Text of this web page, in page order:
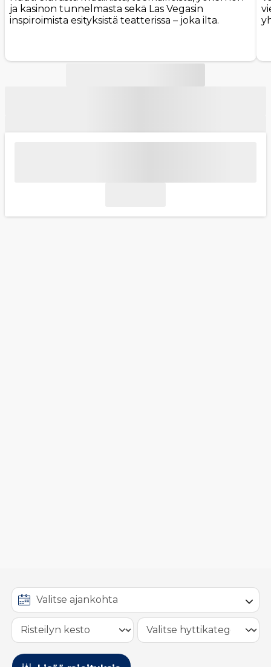
ja kasinon tunnelmasta sekä Las Vegasin
inspiroimista esityksistä teatterissa – joka ilta.